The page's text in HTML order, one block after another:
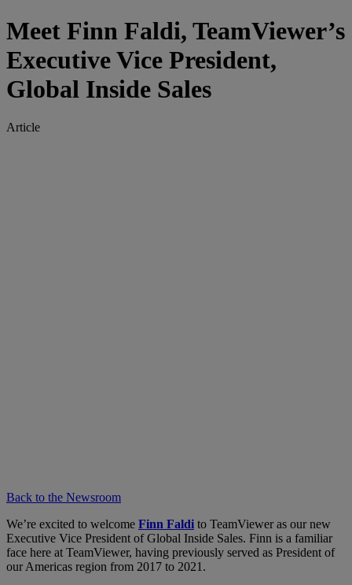
Meet Finn Faldi, TeamViewer’s
Executive Vice President,
Global Inside Sales
Article
Back to the Newsroom
We’re excited to welcome Finn Faldi to TeamViewer as our new
Executive Vice President of Global Inside Sales. Finn is a familiar
face here at TeamViewer, having previously served as President of
our Americas region from 2017 to 2021.